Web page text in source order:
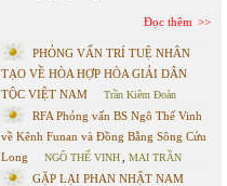
Đọc thêm
PHỎNG VẤN TRÍ TUỆ NHÂN
TẠO VỀ HÒA HỢP HÒA GIẢI DÂN
TỘC VIỆT NAM
Trần Kiêm Đoàn
RFA Phỏng vấn BS Ngô Thế Vinh
về Kênh Funan và Đồng Bằng Sông Cửu
Long
NGÔ THẾ VINH MAI TRẦN
GẶP LẠI PHAN NHẬT NAM